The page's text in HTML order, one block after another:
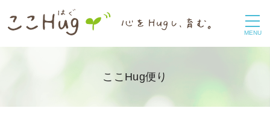
MENU
ここHug便り